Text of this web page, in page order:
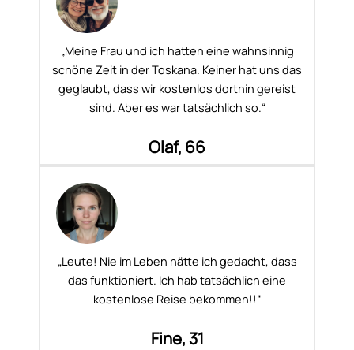
„Meine Frau und ich hatten eine wahnsinnig
schöne Zeit in der Toskana. Keiner hat uns das
geglaubt, dass wir kostenlos dorthin gereist
sind. Aber es war tatsächlich so.“
Olaf, 66
„Leute! Nie im Leben hätte ich gedacht, dass
das funktioniert. Ich hab tatsächlich eine
kostenlose Reise bekommen!!“
Fine, 31